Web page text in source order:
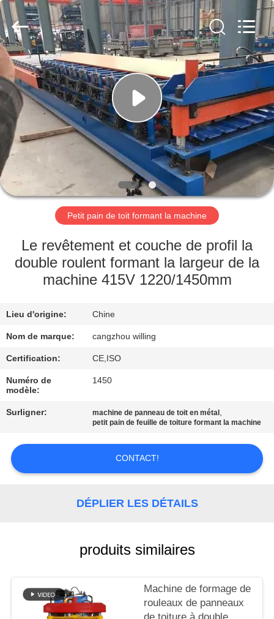
À
LA
MAISON
PRODUITS
À
PROPOS
NOUS
VISITE
L'USINE
CONTRÔLE
DE
QUALITÉ
PLAN
DU
CONFIDENTIALITÉ
2026
Cangzhou
Famous
International
Trading
Co.,
Ltd.
All
Rights
Reserved.
Petit pain de toit formant la machine
Le revêtement et couche de profil la
double roulent formant la largeur de la
machine 415V 1220/1450mm
Lieu d'origine: Chine
Nom de marque: cangzhou willing
Certification: CE,ISO
Numéro de
modèle:
1450
Surligner: machine de panneau de toit en métal ,
petit pain de feuille de toiture formant la machine
CONTACT!
DÉPLIER LES DÉTAILS
produits similaires
Machine de formage de
rouleaux de panneaux